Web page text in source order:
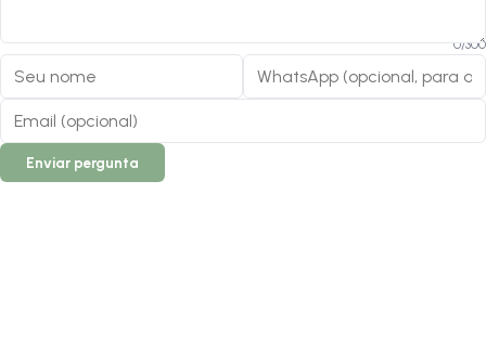
0/300
Enviar pergunta